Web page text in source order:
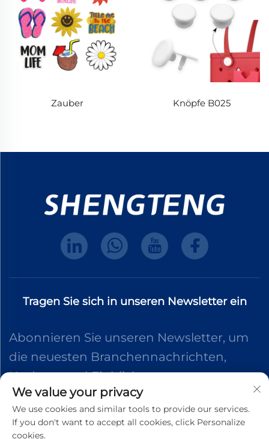
Zauber Knöpfe B025
Tragen Sie sich in unseren Newsletter ein
Abonnieren Sie unseren Newsletter, um
die neuesten Branchennachrichten,
Updates und Einblicke von unserem
Team zu erhalten.
We value your privacy
We use cookies and similar tools to provide our services.
If you don't want to accept all cookies, click Personalize
cookies.